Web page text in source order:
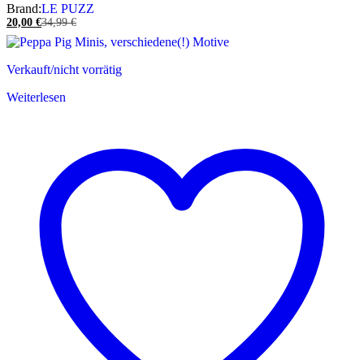
Brand:LE PUZZ
20,00 €34,99€
Verkauft/nicht vorrätig
Weiterlesen